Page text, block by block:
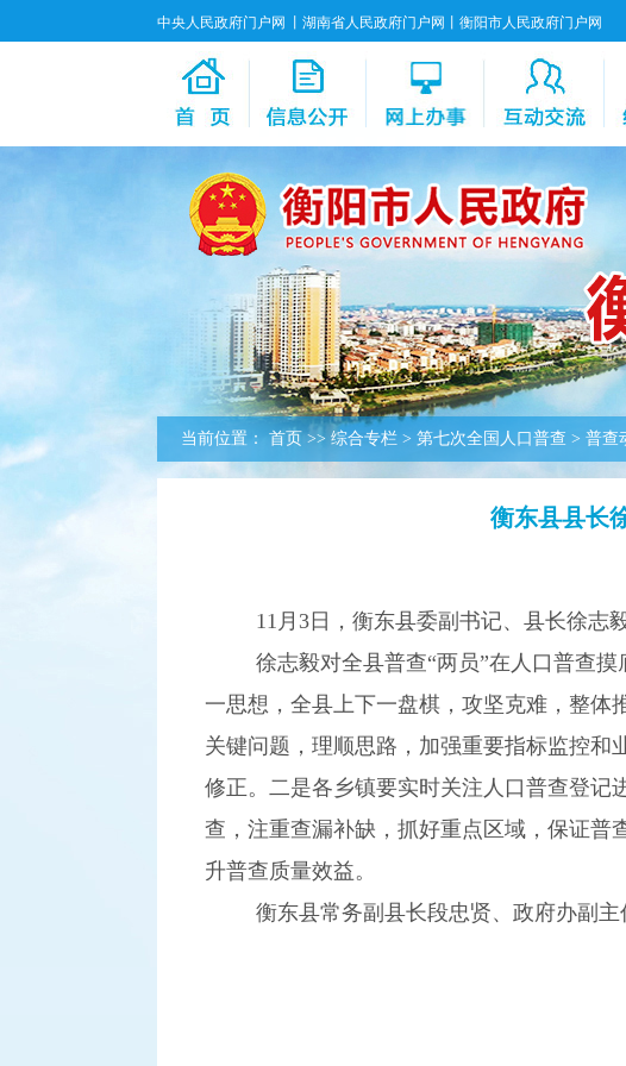
中央人民政府门户网 湖南省人民政府门户网 衡阳市人民政府门户网
当前位置： 首页 >> 综合专栏 > 第七次全国人口普查 > 普查
衡东县县长
11月3日，衡东县委副书记、县长徐志
徐志毅对全县普查“两员”在人口普查
一思想，全县上下一盘棋，攻坚克难，整体
关键问题，理顺思路，加强重要指标监控和
修正。二是各乡镇要实时关注人口普查登记
查，注重查漏补缺，抓好重点区域，保证普
升普查质量效益。
衡东县常务副县长段忠贤、政府办副